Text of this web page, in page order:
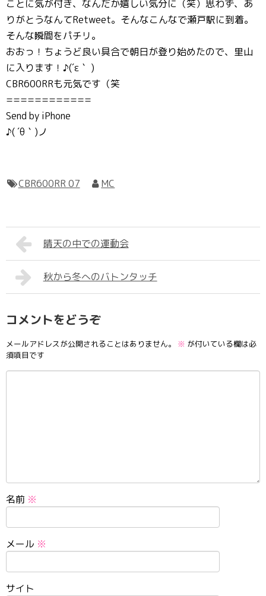
ことに気が付き、なんだか嬉しい気分に（笑）思わず、あ
りがとうなんてRetweet。そんなこんなで瀬戸駅に到着。
そんな瞬間をパチリ。
おおっ！ちょうど良い具合で朝日が登り始めたので、里山
に入ります！♪(´ε｀ )
CBR600RRも元気です（笑
============
Send by iPhone
♪( ´θ｀)ノ
CBR600RR 07 MC
晴天の中での運動会
秋から冬へのバトンタッチ
コメントをどうぞ
メールアドレスが公開されることはありません。 ※ が付いている欄は必
須項目です
名前 ※
メール ※
サイト